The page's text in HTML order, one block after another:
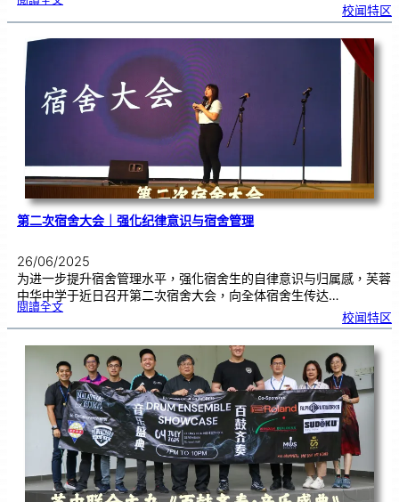
大
浇
灭
热
队
惊
喜
现
身
芙
校闻特区
第二次宿舍大会｜强化纪律意识与宿舍管理
26/06/2025
为进一步提升宿舍管理水平，强化宿舍生的自律意识与归属感，芙蓉
中华中学于近日召开第二次宿舍大会，向全体宿舍生传达…
閱讀全文:第
宿
大
会
强
化
纪
律
意
识
与
宿
舍
管
理
校闻特区